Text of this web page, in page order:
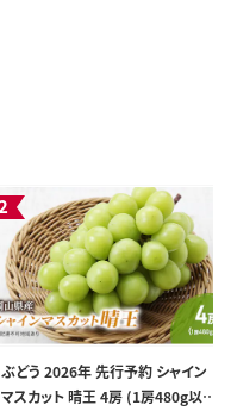
ぶどう 2026年 先行予約 シャイン
マスカット 晴王 4房 (1房480g以